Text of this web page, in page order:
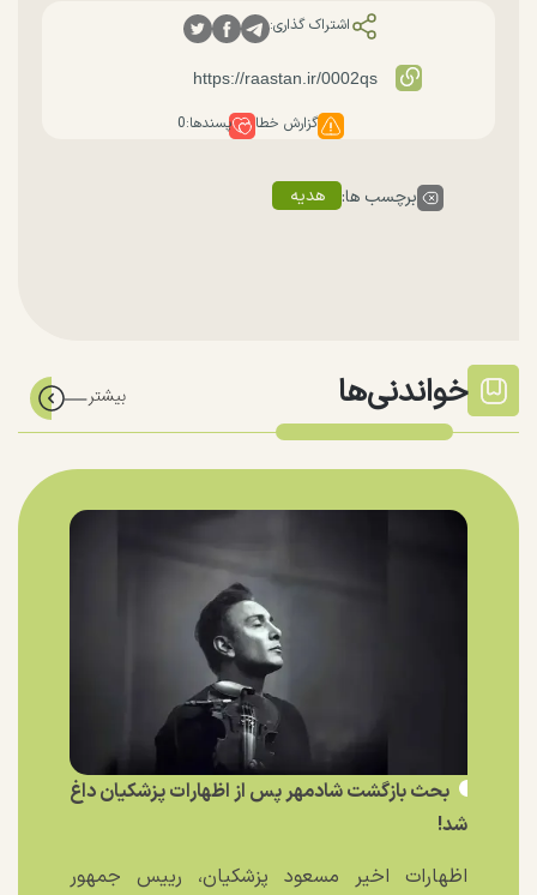
اشتراک گذاری:
گزارش خطا پسندها:0
برچسب ها: هدیه
خواندنی‌ها
بحث بازگشت شادمهر پس از اظهارات پزشکیان داغ
شد!
اظهارات اخیر مسعود پزشکیان، رییس جمهور